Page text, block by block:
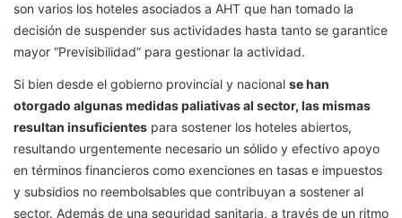
son varios los hoteles asociados a AHT que han tomado la
decisión de suspender sus actividades hasta tanto se garantice
mayor “Previsibilidad” para gestionar la actividad.
Si bien desde el gobierno provincial y nacional se han
otorgado algunas medidas paliativas al sector, las mismas
resultan insuficientes para sostener los hoteles abiertos,
resultando urgentemente necesario un sólido y efectivo apoyo
en términos financieros como exenciones en tasas e impuestos
y subsidios no reembolsables que contribuyan a sostener al
sector. Además de una seguridad sanitaria, a través de un ritmo